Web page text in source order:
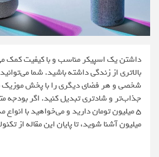
داشتن یک اسپیکر مناسب و با کیفیت کمک
بالاتری از زندگی داشته باشید. شما
شخصی و هر فضای دیگری را با پخش موزیک
جذاب‌تر و شادتری تبدیل کنید. اگر بودجه
میلیون آشنا شوید، تا پایان این مقاله از